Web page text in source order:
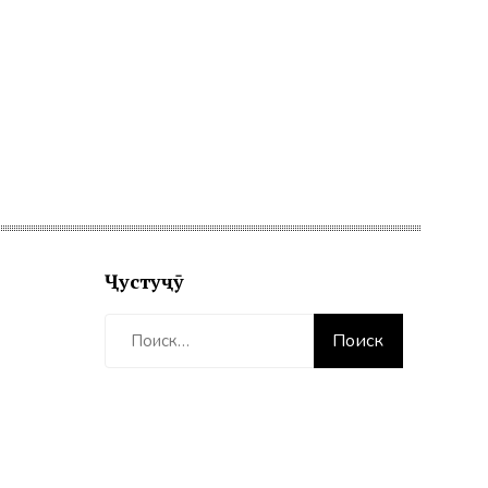
Ҷустуҷӯ